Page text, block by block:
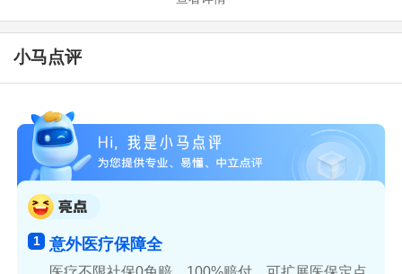
小马点评
1 意外医疗保障全